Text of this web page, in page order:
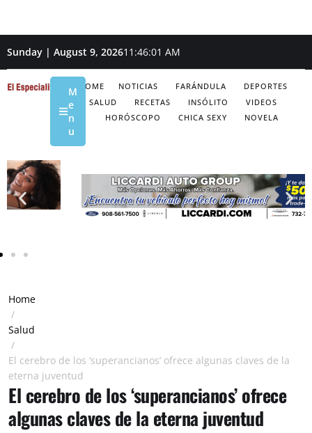
Sunday | August 9, 202611:46:02 AM
HOME NOTICIAS FARÁNDULA
DEPORTES
SALUD
RECETAS INSÓLITO
VIDEOS
HORÓSCOPO
CHICA SEXY NOVELA
M
e
n
u
Home
/
Salud
/
El cerebro de los ‘superancianos’ ofrece algunas claves de la
eterna juventud
El cerebro de los ‘superancianos’ ofrece
algunas claves de la eterna juventud